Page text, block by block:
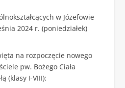
w Józefowie
2024 r. (poniedziałek)
na rozpoczęcie nowego
pw. Bożego Ciała
(klasy I-VIII):